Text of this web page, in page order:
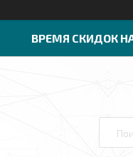
ВРЕМЯ СКИДОК